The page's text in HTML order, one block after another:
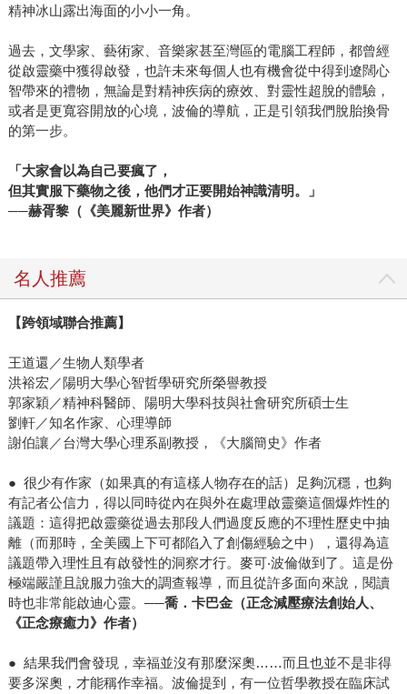
精神冰山露出海面的小小一角。
過去，文學家、藝術家、音樂家甚至灣區的電腦工程師，都曾經
從啟靈藥中獲得啟發，也許未來每個人也有機會從中得到遼闊心
智帶來的禮物，無論是對精神疾病的療效、對靈性超脫的體驗，
或者是更寬容開放的心境，波倫的導航，正是引領我們脫胎換骨
的第一步。
「大家會以為自己要瘋了，
但其實服下藥物之後，他們才正要開始神識清明。」
──赫胥黎（《美麗新世界》作者）
名人推薦
【跨領域聯合推薦】
王道還／生物人類學者
洪裕宏／陽明大學心智哲學研究所榮譽教授
郭家穎／精神科醫師、陽明大學科技與社會研究所碩士生
劉軒／知名作家、心理導師
謝伯讓／台灣大學心理系副教授，《大腦簡史》作者
● 很少有作家（如果真的有這樣人物存在的話）足夠沉穩，也夠
有記者公信力，得以同時從內在與外在處理啟靈藥這個爆炸性的
議題：這得把啟靈藥從過去那段人們過度反應的不理性歷史中抽
離（而那時，全美國上下可都陷入了創傷經驗之中），還得為這
議題帶入理性且有啟發性的洞察才行。麥可‧波倫做到了。這是份
極端嚴謹且說服力強大的調查報導，而且從許多面向來說，閱讀
時也非常能啟迪心靈。 ──喬．卡巴金（正念減壓療法創始人、
《正念療癒力》作者）
● 結果我們會發現，幸福並沒有那麼深奧……而且也並不是非得
要多深奧，才能稱作幸福。波倫提到，有一位哲學教授在臨床試